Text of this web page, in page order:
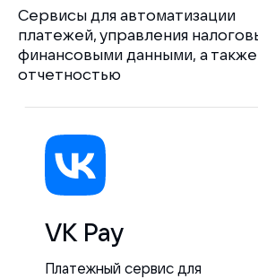
Сервисы для автоматизации
платежей, управления
финансовыми данными, а также
отчетностью
VK Pay
Платежный сервис для